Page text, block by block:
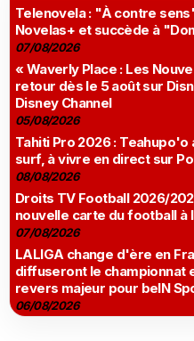
Telenovela : "À contre
Novelas+ et succède à
07/08/2026
« Waverly Place : Les
retour dès le 5 août sur
Disney Channel
05/08/2026
Tahiti Pro 2026 :
surf, à vivre en direct sur
08/08/2026
Droits TV Football 2026/
nouvelle carte du football à
07/08/2026
LALIGA change d'ère en
diffuseront le championnat
revers majeur pour beIN
06/08/2026